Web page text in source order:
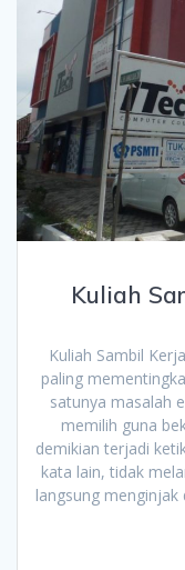
Kuliah
Kuliah Sambil
paling
satunya masalah
memilih guna
demikian terjadi
kata lain, tidak
langsung